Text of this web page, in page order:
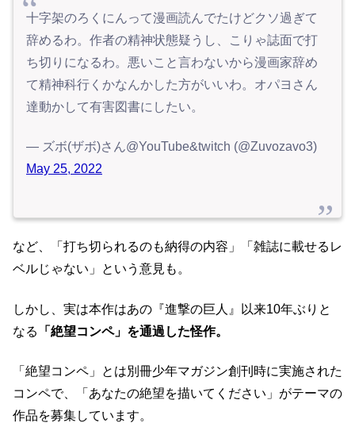
十字架のろくにんって漫画読んでたけどクソ過ぎて
辞めるわ。作者の精神状態疑うし、こりゃ誌面で打
ち切りになるわ。悪いこと言わないから漫画家辞め
て精神科行くかなんかした方がいいわ。オパヨさん
達動かして有害図書にしたい。
— ズボ(ザボ)さん@YouTube&twitch (@Zuvozavo3)
May 25, 2022
など、「打ち切られるのも納得の内容」「雑誌に載せるレ
ベルじゃない」という意見も。
しかし、実は本作はあの『進撃の巨人』以来10年ぶりと
なる
「絶望コンペ」を通過した怪作。
「絶望コンペ」とは別冊少年マガジン創刊時に実施された
コンペで、「あなたの絶望を描いてください」がテーマの
作品を募集しています。